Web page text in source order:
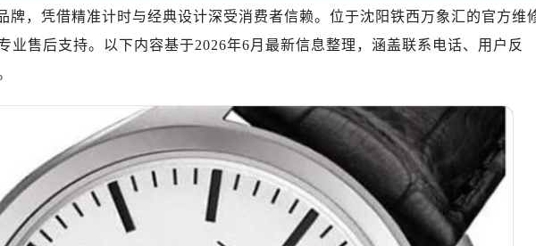
南街777号金华万达广场写字楼4号楼22层2209室（需提前预约）
东路379号世茂天际中心写字楼8层805室（需提前预约）
益路705号嘉兴世界贸易中心写字楼A座13层1304室（需提前预约）
十路11111号华润中心写字楼（万象城）15层1508室（需提前预约）
河路230号万菱汇国际中心写字楼A塔7层704室（需提前预约）
市东路371-375号世界贸易中心大厦南塔写字楼15层07室（需提前预约）
南东路5001号华润大厦写字楼17层1701室（需提前预约）
北文昌一路7号华贸大厦写字楼1座30层05室（需提前预约）
滨东路95号华润大厦写字楼B座11层1104室（需提前预约）
牌，凭借精准计时与经典设计深受消费者信赖。位于沈阳铁西万象汇的官方维
业售后支持。以下内容基于2026年6月最新信息整理，涵盖联系电话、用户反